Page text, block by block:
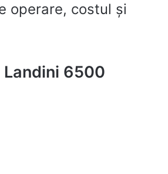
operare, costul și
6500